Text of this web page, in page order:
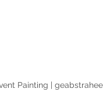
Painting |